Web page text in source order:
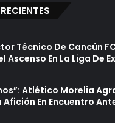
Técnico De Cancún
Ascenso En La Liga De
Atlético Morelia
Afición En Encuentro